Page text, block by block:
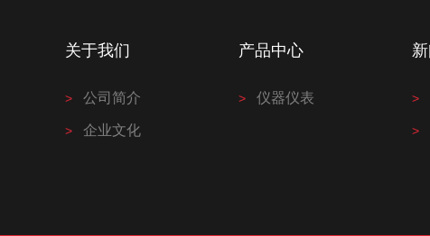
关于我们
公司简介
企业文化
产品中心
仪器仪表